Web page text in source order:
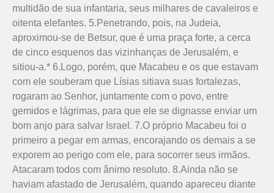
multidão de sua infantaria, seus milhares de cavaleiros e
oitenta elefantes. 5.Penetrando, pois, na Judeia,
aproximou-se de Betsur, que é uma praça forte, a cerca
de cinco esquenos das vizinhanças de Jerusalém, e
sitiou-a.* 6.Logo, porém, que Macabeu e os que estavam
com ele souberam que Lísias sitiava suas fortalezas,
rogaram ao Senhor, juntamente com o povo, entre
gemidos e lágrimas, para que ele se dignasse enviar um
bom anjo para salvar Israel. 7.O próprio Maca­beu foi o
primeiro a pegar em armas, encorajando os demais a se
exporem ao perigo com ele, para socorrer seus irmãos.
Atacaram todos com ânimo resoluto. 8.Ainda não se
haviam afastado de Jerusalém, quando apareceu diante